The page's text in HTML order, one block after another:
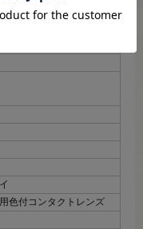
色付コンタクトレンズ